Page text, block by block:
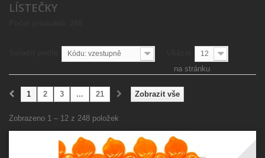
LÍSTEČKY
Kódu: vzestupně 12
na stránku
Zobrazit vše
1 2 3 ... 21
Zobrazeno 1 – 12 z 248 položek